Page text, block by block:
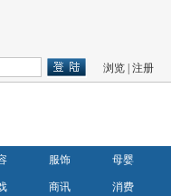
浏览 |注册
服饰 母婴
商讯 消费